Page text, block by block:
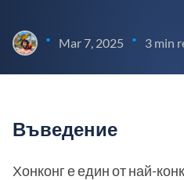
• Mar 7, 2025 • 3 min
Въведение
Хонконг е един от най-